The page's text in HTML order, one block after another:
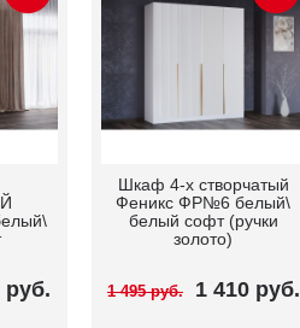
руб.
Шкаф 4-x cтворчатый
Феникс ФР№6
графит\графит софт
(ручки черные)
1 495 руб. 1 410 руб.